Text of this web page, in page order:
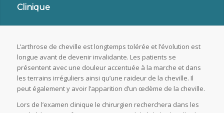
Clinique
L’arthrose de cheville est longtemps tolérée et l’évolution est
longue avant de devenir invalidante. Les patients se
présentent avec une douleur accentuée à la marche et dans
les terrains irréguliers ainsi qu’une raideur de la cheville. Il
peut également y avoir l’apparition d’un œdème de la cheville.
Lors de l’examen clinique le chirurgien recherchera dans les